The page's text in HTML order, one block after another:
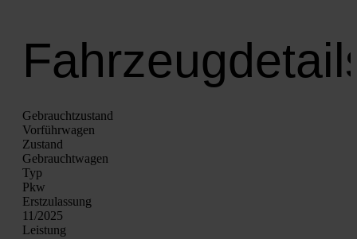
Gebrauchtzustand
Vor­führ­wa­gen
Zustand
Gebraucht­wa­gen
Typ
Pkw
Erst­zu­las­sung
11/2025
Leis­tung